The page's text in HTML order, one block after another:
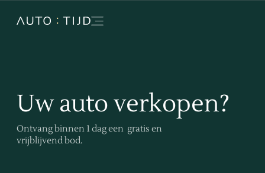
Uw auto verkopen?
Ontvang binnen 1 dag een gratis en
vrijblijvend bod.